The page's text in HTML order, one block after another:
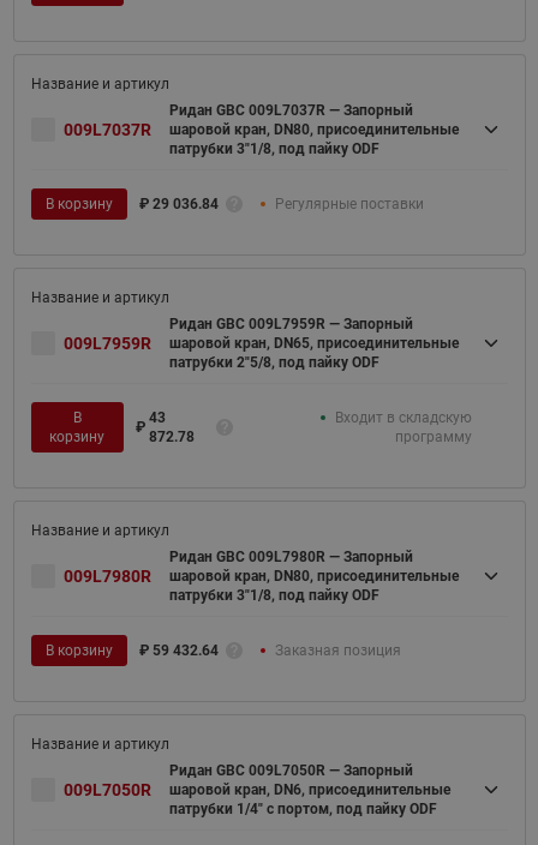
009L7037R
Ридан GBC 009L7037R — Запорный
шаровой кран, DN80, присоединительные
патрубки 3"1/8, под пайку ODF
В корзину ₽ 29 036.84 Регулярные поставки
009L7959R
Ридан GBC 009L7959R — Запорный
шаровой кран, DN65, присоединительные
патрубки 2"5/8, под пайку ODF
В
корзину
₽
43
872.78
Входит в складскую
программу
009L7980R
Ридан GBC 009L7980R — Запорный
шаровой кран, DN80, присоединительные
патрубки 3"1/8, под пайку ODF
В корзину ₽ 59 432.64 Заказная позиция
009L7050R
Ридан GBC 009L7050R — Запорный
шаровой кран, DN6, присоединительные
патрубки 1/4" с портом, под пайку ODF